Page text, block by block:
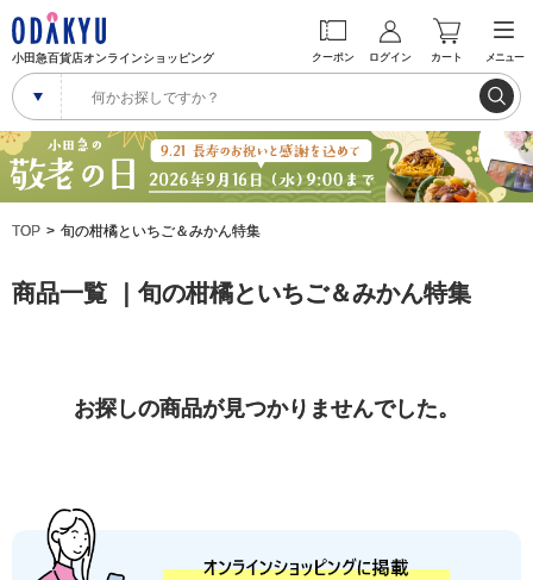
小田急百貨店オンラインショッピング クーポン ログイン カート メニュー
TOP 旬の柑橘といちご＆みかん特集
商品一覧 ｜旬の柑橘といちご＆みかん特集
お探しの商品が見つかりませんでした。